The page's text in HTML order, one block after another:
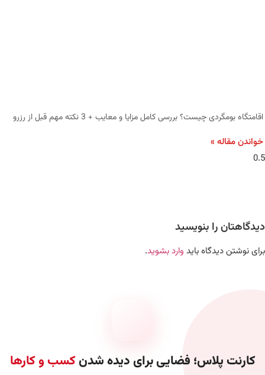
اقامتگاه بومگردی چیست؟ بررسی کامل مزایا و معایب + 3 نکته مهم قبل از رزرو
خواندن مقاله »
دیدگاهتان را بنویسید
برای نوشتن دیدگاه باید وارد بشوید.
کارنت پلاس؛ فضایی برای دیده شدن کسب و کارها